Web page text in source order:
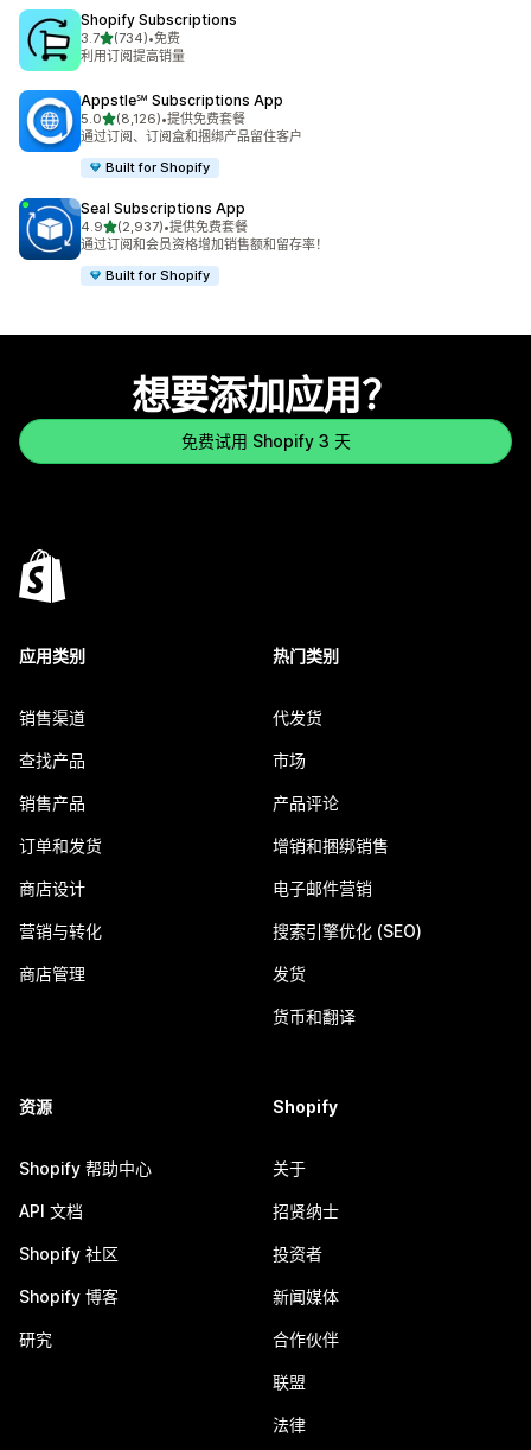
Shopify Subscriptions
3.7星（满分 5 星）
(734)
总共 734 条评论
•免费
利用订阅提高销量
Appstle℠ Subscriptions App
5.0星（满分 5 星）
(8,126)
总共 8126 条评论
•提供免费套餐
通过订阅、订阅盒和捆绑产品留住客户
Built for Shopify
Seal Subscriptions App
4.9星（满分 5 星）
(2,937)
总共 2937 条评论
•提供免费套餐
通过订阅和会员资格增加销售额和留存率！
Built for Shopify
想要添加应用？
免费试用 Shopify 3 天
应用类别
销售渠道
查找产品
销售产品
订单和发货
商店设计
营销与转化
商店管理
热门类别
代发货
市场
产品评论
增销和捆绑销售
电子邮件营销
搜索引擎优化 (SEO)
发货
货币和翻译
资源
Shopify 帮助中心
API 文档
Shopify 社区
Shopify 博客
研究
Shopify
关于
招贤纳士
投资者
新闻媒体
合作伙伴
联盟
法律